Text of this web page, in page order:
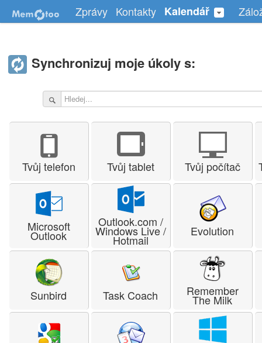
Zprávy Kontakty Kalendář
Synchronizuj moje úkoly s:
Tvůj telefon Tvůj tablet Tvůj počítač
Microsoft
Outlook
Outlook.com /
Windows Live /
Hotmail
Evolution
Sunbird Task Coach Remember
The Milk